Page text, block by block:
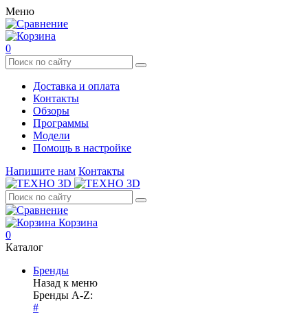
Меню
0
Доставка и оплата
Контакты
Обзоры
Программы
Модели
Помощь в настройке
Напишите нам Контакты
Корзина
0
Каталог
Бренды
Назад к меню
Бренды A-Z:
#